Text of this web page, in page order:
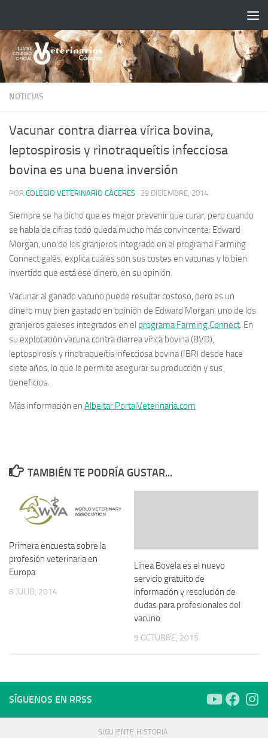
NOTICIAS
Vacunar contra diarrea vírica bovina,
leptospirosis y rinotraqueítis infecciosa
bovina es una buena inversión
POR COLEGIO VETERINARIO CÁCERES · 29 DICIEMBRE, 2014
Siempre se ha dicho que es mejor prevenir que curar, pero cuando
se habla de cifras todo queda mucho más convincente: Edward
Morgan, uno de los granjeros integrado en el programa Farming
Connect galés, explica cuáles son sus costes en vacunas y lo bien
invertido que está ese dinero, en su opinión.
Vacunar al ganado vacuno puede resultar costoso, pero es un
dinero muy bien gastado en opinión de Edward Morgan, uno de los
granjeros galeses integrados en el programa Farming Connect . En
su explotación vacuna contra diarrea vírica bovina (BVD),
leptospirosis y rinotraqueítis infecciosa bovina (IBR) desde hace
siete años, lo que le permite asegurar su producción y sus
beneficios.
Más información en Albeitar.PortalVeterinaria.com
TAMBIÉN TE PODRÍA GUSTAR...
Primera encuesta sobre la
profesión veterinaria en
Europa
8 JULIO, 2014
Línea Bovela es el nuevo
servicio gratuito de
información y resolución de
dudas para profesionales del
vacuno
9 OCTUBRE, 2015
SÍGUENOS EN RRSS
SIGUIENTE HISTORIA